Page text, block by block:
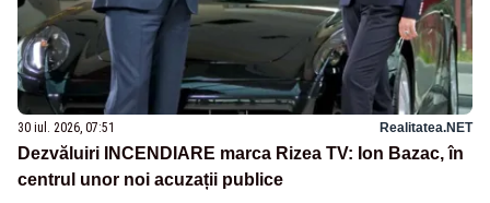
30 iul. 2026, 07:51 Realitatea.NET
Dezvăluiri INCENDIARE marca Rizea TV: Ion Bazac, în
centrul unor noi acuzații publice